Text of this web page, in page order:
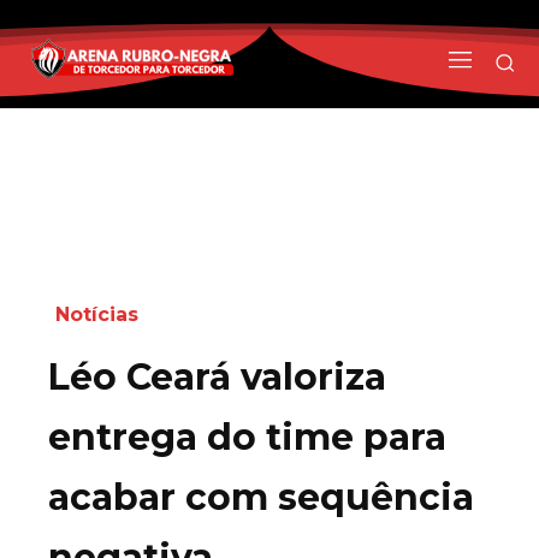
Notícias
Léo Ceará valoriza
entrega do time para
acabar com sequência